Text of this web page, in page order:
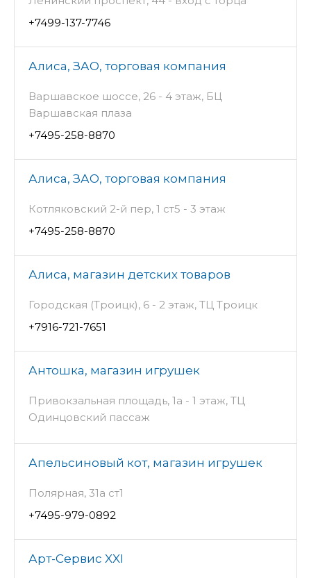
+7499-137-7746
Алиса, ЗАО, торговая компания
Варшавское шоссе, 26 - 4 этаж, БЦ
Варшавская плаза
+7495-258-8870
Алиса, ЗАО, торговая компания
Котляковский 2-й пер, 1 ст5 - 3 этаж
+7495-258-8870
Алиса, магазин детских товаров
Городская (Троицк), 6 - 2 этаж, ТЦ Троицк
+7916-721-7651
Антошка, магазин игрушек
Привокзальная площадь, 1а - 1 этаж, ТЦ
Одинцовский пассаж
Апельсиновый кот, магазин игрушек
Полярная, 31а ст1
+7495-979-0892
Арт-Сервис XXI